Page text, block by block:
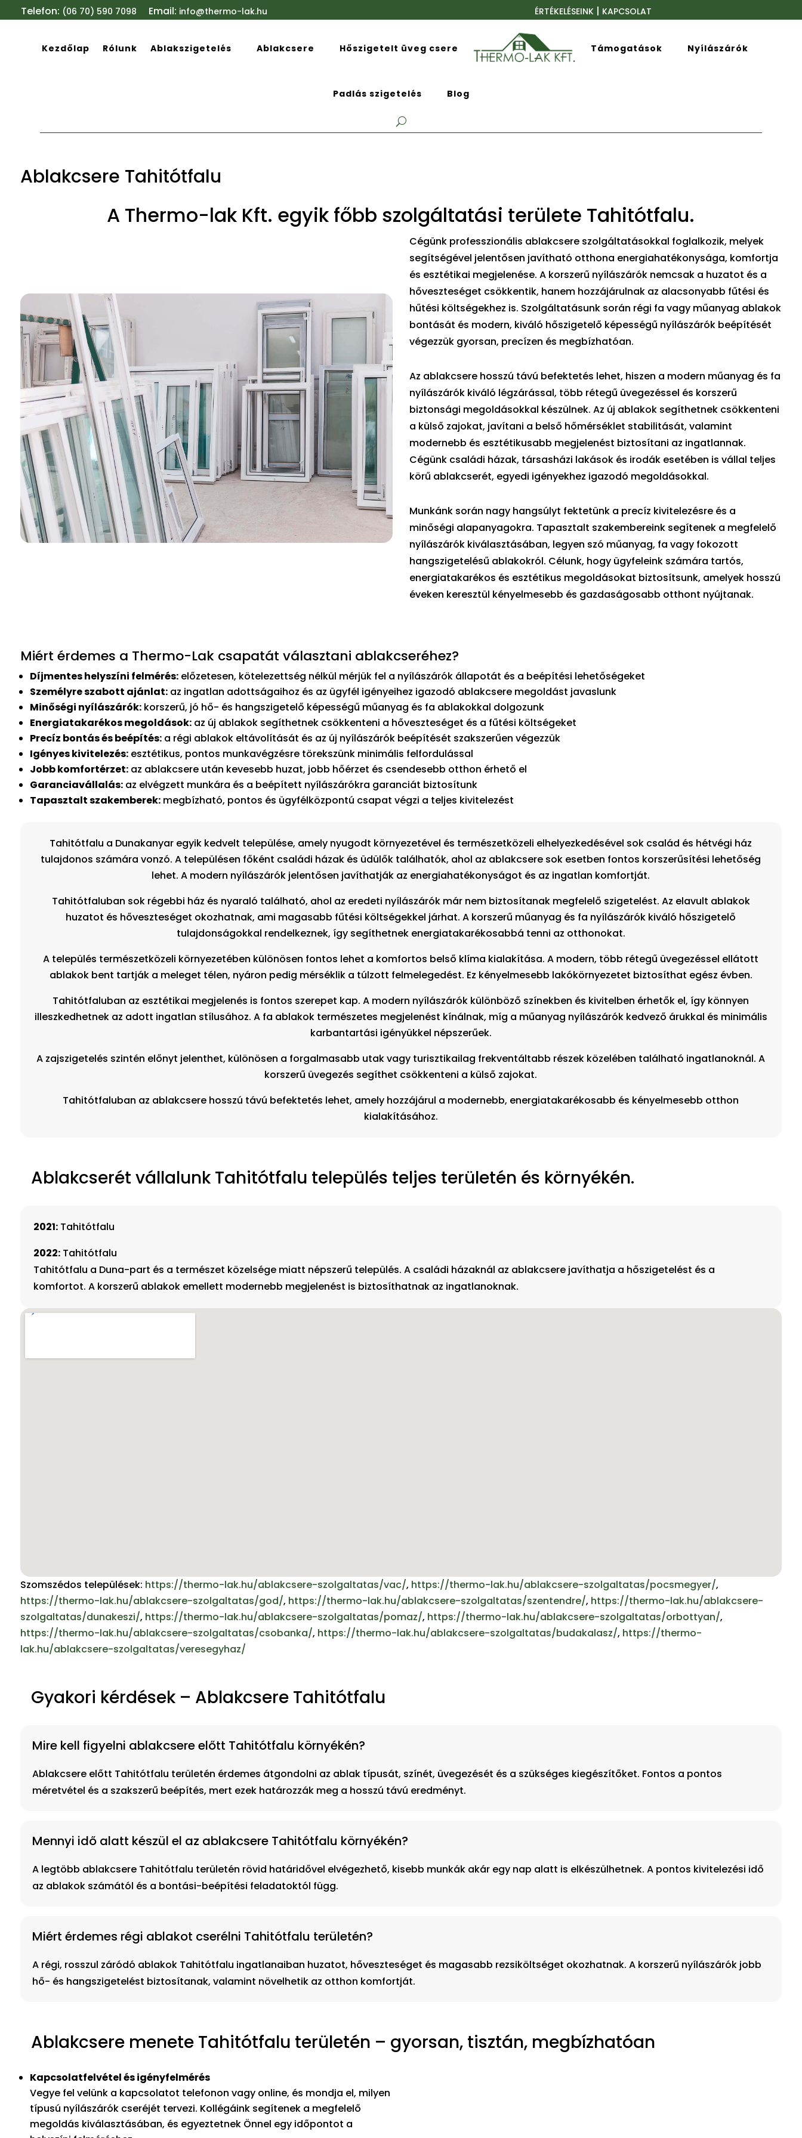
Telefon: (06 70) 590 7098 Email: info@thermo-lak.hu ÉRTÉKELÉSEINK| KAPCSOLAT
Kezdőlap Rólunk Ablakszigetelés Ablakcsere Hőszigetelt üveg csere Támogatások Nyílászárók
Padlás szigetelés Blog
Ablakcsere Tahitótfalu
A Thermo-lak Kft. egyik főbb szolgáltatási területe Tahitótfalu.
Cégünk professzionális ablakcsere szolgáltatásokkal foglalkozik, melyek
segítségével jelentősen javítható otthona energiahatékonysága, komfortja
és esztétikai megjelenése. A korszerű nyílászárók nemcsak a huzatot és a
hőveszteséget csökkentik, hanem hozzájárulnak az alacsonyabb fűtési és
hűtési költségekhez is. Szolgáltatásunk során régi fa vagy műanyag ablakok
bontását és modern, kiváló hőszigetelő képességű nyílászárók beépítését
végezzük gyorsan, precízen és megbízhatóan.
Az ablakcsere hosszú távú befektetés lehet, hiszen a modern műanyag és fa
nyílászárók kiváló légzárással, több rétegű üvegezéssel és korszerű
biztonsági megoldásokkal készülnek. Az új ablakok segíthetnek csökkenteni
a külső zajokat, javítani a belső hőmérséklet stabilitását, valamint
modernebb és esztétikusabb megjelenést biztosítani az ingatlannak.
Cégünk családi házak, társasházi lakások és irodák esetében is vállal teljes
körű ablakcserét, egyedi igényekhez igazodó megoldásokkal.
Munkánk során nagy hangsúlyt fektetünk a precíz kivitelezésre és a
minőségi alapanyagokra. Tapasztalt szakembereink segítenek a megfelelő
nyílászárók kiválasztásában, legyen szó műanyag, fa vagy fokozott
hangszigetelésű ablakokról. Célunk, hogy ügyfeleink számára tartós,
energiatakarékos és esztétikus megoldásokat biztosítsunk, amelyek hosszú
éveken keresztül kényelmesebb és gazdaságosabb otthont nyújtanak.
Miért érdemes a Thermo-Lak csapatát választani ablakcseréhez?
Díjmentes helyszíni felmérés:előzetesen, kötelezettség nélkül mérjük fel a nyílászárók állapotát és a beépítési lehetőségeket
Személyre szabott ajánlat:az ingatlan adottságaihoz és az ügyfél igényeihez igazodó ablakcsere megoldást javaslunk
Minőségi nyílászárók:korszerű, jó hő- és hangszigetelő képességű műanyag és fa ablakokkal dolgozunk
Energiatakarékos megoldások:az új ablakok segíthetnek csökkenteni a hőveszteséget és a fűtési költségeket
Precíz bontás és beépítés:a régi ablakok eltávolítását és az új nyílászárók beépítését szakszerűen végezzük
Igényes kivitelezés:esztétikus, pontos munkavégzésre törekszünk minimális felfordulással
Jobb komfortérzet:az ablakcsere után kevesebb huzat, jobb hőérzet és csendesebb otthon érhető el
Garanciavállalás:az elvégzett munkára és a beépített nyílászárókra garanciát biztosítunk
Tapasztalt szakemberek:megbízható, pontos és ügyfélközpontú csapat végzi a teljes kivitelezést
Tahitótfalu a Dunakanyar egyik kedvelt települése, amely nyugodt környezetével és természetközeli elhelyezkedésével sok család és hétvégi ház
tulajdonos számára vonzó. A településen főként családi házak és üdülők találhatók, ahol az ablakcsere sok esetben fontos korszerűsítési lehetőség
lehet. A modern nyílászárók jelentősen javíthatják az energiahatékonyságot és az ingatlan komfortját.
Tahitótfaluban sok régebbi ház és nyaraló található, ahol az eredeti nyílászárók már nem biztosítanak megfelelő szigetelést. Az elavult ablakok
huzatot és hőveszteséget okozhatnak, ami magasabb fűtési költségekkel járhat. A korszerű műanyag és fa nyílászárók kiváló hőszigetelő
tulajdonságokkal rendelkeznek, így segíthetnek energiatakarékosabbá tenni az otthonokat.
A település természetközeli környezetében különösen fontos lehet a komfortos belső klíma kialakítása. A modern, több rétegű üvegezéssel ellátott
ablakok bent tartják a meleget télen, nyáron pedig mérséklik a túlzott felmelegedést. Ez kényelmesebb lakókörnyezetet biztosíthat egész évben.
Tahitótfaluban az esztétikai megjelenés is fontos szerepet kap. A modern nyílászárók különböző színekben és kivitelben érhetők el, így könnyen
illeszkedhetnek az adott ingatlan stílusához. A fa ablakok természetes megjelenést kínálnak, míg a műanyag nyílászárók kedvező árukkal és minimális
karbantartási igényükkel népszerűek.
A zajszigetelés szintén előnyt jelenthet, különösen a forgalmasabb utak vagy turisztikailag frekventáltabb részek közelében található ingatlanoknál. A
korszerű üvegezés segíthet csökkenteni a külső zajokat.
Tahitótfaluban az ablakcsere hosszú távú befektetés lehet, amely hozzájárul a modernebb, energiatakarékosabb és kényelmesebb otthon
kialakításához.
Ablakcserét vállalunk Tahitótfalu település teljes területén és környékén.
2021:Tahitótfalu
2022:Tahitótfalu
Tahitótfalu a Duna-part és a természet közelsége miatt népszerű település. A családi házaknál az ablakcsere javíthatja a hőszigetelést és a
komfortot. A korszerű ablakok emellett modernebb megjelenést is biztosíthatnak az ingatlanoknak.
Szomszédos települések: https://thermo-lak.hu/ablakcsere-szolgaltatas/vac/, https://thermo-lak.hu/ablakcsere-szolgaltatas/pocsmegyer/,
https://thermo-lak.hu/ablakcsere-szolgaltatas/god/, https://thermo-lak.hu/ablakcsere-szolgaltatas/szentendre/, https://thermo-lak.hu/ablakcsere-
szolgaltatas/dunakeszi/, https://thermo-lak.hu/ablakcsere-szolgaltatas/pomaz/, https://thermo-lak.hu/ablakcsere-szolgaltatas/orbottyan/,
https://thermo-lak.hu/ablakcsere-szolgaltatas/csobanka/, https://thermo-lak.hu/ablakcsere-szolgaltatas/budakalasz/, https://thermo-
lak.hu/ablakcsere-szolgaltatas/veresegyhaz/
Gyakori kérdések – Ablakcsere Tahitótfalu
Mire kell figyelni ablakcsere előtt Tahitótfalu környékén?
Ablakcsere előtt Tahitótfalu területén érdemes átgondolni az ablak típusát, színét, üvegezését és a szükséges kiegészítőket. Fontos a pontos
méretvétel és a szakszerű beépítés, mert ezek határozzák meg a hosszú távú eredményt.
Mennyi idő alatt készül el az ablakcsere Tahitótfalu környékén?
A legtöbb ablakcsere Tahitótfalu területén rövid határidővel elvégezhető, kisebb munkák akár egy nap alatt is elkészülhetnek. A pontos kivitelezési idő
az ablakok számától és a bontási-beépítési feladatoktól függ.
Miért érdemes régi ablakot cserélni Tahitótfalu területén?
A régi, rosszul záródó ablakok Tahitótfalu ingatlanaiban huzatot, hőveszteséget és magasabb rezsiköltséget okozhatnak. A korszerű nyílászárók jobb
hő- és hangszigetelést biztosítanak, valamint növelhetik az otthon komfortját.
Ablakcsere menete Tahitótfalu területén – gyorsan, tisztán, megbízhatóan
Kapcsolatfelvétel és igényfelmérés
Vegye fel velünk a kapcsolatot telefonon vagy online, és mondja el, milyen
típusú nyílászárók cseréjét tervezi. Kollégáink segítenek a megfelelő
megoldás kiválasztásában, és egyeztetnek Önnel egy időpontot a